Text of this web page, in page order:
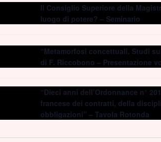
Il Consiglio Superiore della
luogo di potere? – Seminario
“Metamorfosi concettuali. Studi
di F. Riccobono – Presentazione
“Dieci anni dell’Ordonnance n°
francese dei contratti, della
obbligazioni” – Tavola Rotonda